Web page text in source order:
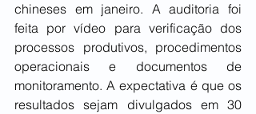
chineses em janeiro. A auditoria foi
feita por vídeo para verificação dos
processos produtivos, procedimentos
operacionais e documentos de
monitoramento. A expectativa é que os
resultados sejam divulgados em 30